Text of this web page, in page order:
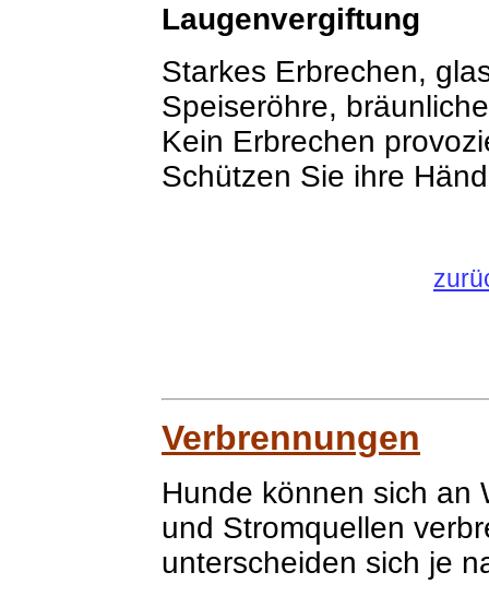
Laugenvergiftung
Starkes Erbrechen,
Speiseröhre,
Kein Erbrechen
Schützen Sie ihre
Verbrennungen
Hunde können sich an
und Stromquellen
unterscheiden sich je